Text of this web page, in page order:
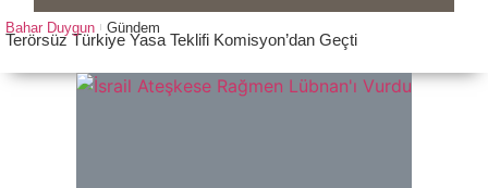
Bahar Duygun Gündem
Terörsüz Türkiye Yasa Teklifi Komisyon’dan Geçti